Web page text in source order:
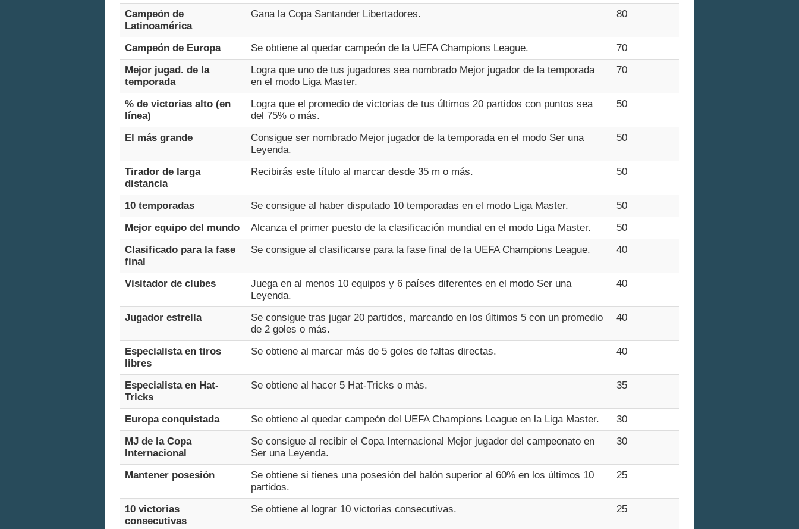
Campeón de
Latinoamérica
Gana la Copa Santander Libertadores. 80
Campeón de Europa Se obtiene al quedar campeón de la UEFA Champions League.
70
Mejor jugad. de la
temporada
Logra que uno de tus jugadores sea nombrado Mejor jugador de la temporada
en el modo Liga Master.
70
% de victorias alto (en
línea)
Logra que el promedio de victorias de tus últimos 20 partidos con puntos sea
del 75% o más.
50
El más grande
Consigue ser nombrado Mejor jugador de la temporada en el modo Ser una
Leyenda.
50
Tirador de larga
distancia
Recibirás este título al marcar desde 35 m o más. 50
10 temporadas Se consigue al haber disputado 10 temporadas en el modo Liga Master.
50
Mejor equipo del mundo
Alcanza el primer puesto de la clasificación mundial en el modo Liga Master.
50
Clasificado para la fase
final
Se consigue al clasificarse para la fase final de la UEFA Champions League. 40
Visitador de clubes
Juega en al menos 10 equipos y 6 países diferentes en el modo Ser una
Leyenda.
40
Jugador estrella
Se consigue tras jugar 20 partidos, marcando en los últimos 5 con un promedio
de 2 goles o más.
40
Especialista en tiros
libres
Se obtiene al marcar más de 5 goles de faltas directas. 40
Especialista en Hat-
Tricks
Se obtiene al hacer 5 Hat-Tricks o más. 35
Europa conquistada Se obtiene al quedar campeón del UEFA Champions League en la Liga Master.
30
MJ de la Copa
Internacional
Se consigue al recibir el Copa Internacional Mejor jugador del campeonato en
Ser una Leyenda.
30
Mantener posesión
Se obtiene si tienes una posesión del balón superior al 60% en los últimos 10
partidos.
25
10 victorias
consecutivas
Se obtiene al lograr 10 victorias consecutivas. 25